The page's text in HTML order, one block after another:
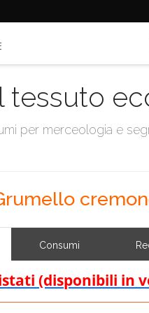
tessuto
per merceologia e
Consumi
(disponibili in